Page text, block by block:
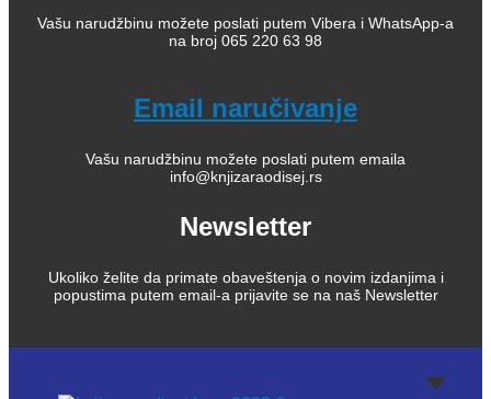
Vašu narudžbinu možete poslati putem Vibera i WhatsApp-a
na broj 065 220 63 98
Email naručivanje
Vašu narudžbinu možete poslati putem emaila
info@knjizaraodisej.rs
Newsletter
Ukoliko želite da primate obaveštenja o novim izdanjima i
popustima putem email-a prijavite se na naš Newsletter